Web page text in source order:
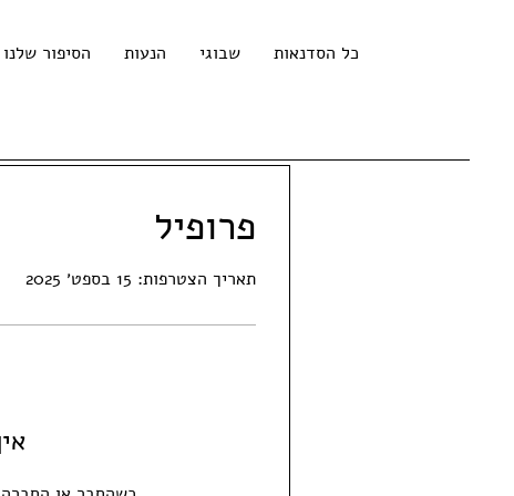
כל הסדנאות שבוגי הנעות הסיפור שלנו
פרופיל
תאריך הצטרפות: 15 בספט׳ 2025